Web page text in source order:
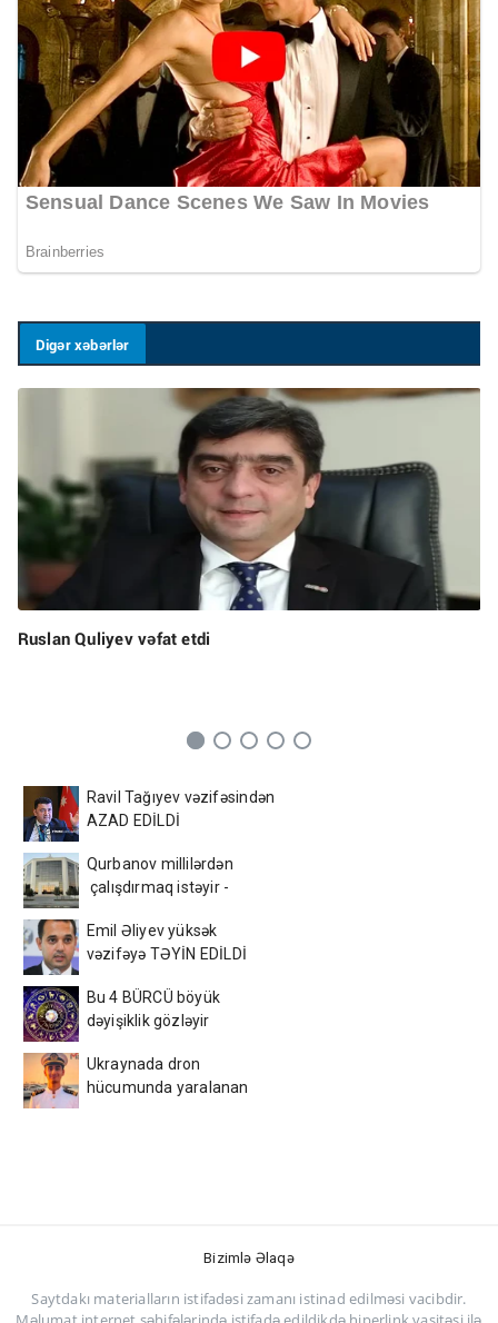
Digər xəbərlər
Ruslan Quliyev vəfat etdi
Ravil Tağıyev vəzifəsindən
AZAD EDİLDİ
Qurbanov millilərdən
çalışdırmaq istəyir -
Emil Əliyev yüksək
vəzifəyə TƏYİN EDİLDİ
Bu 4 BÜRCÜ böyük
dəyişiklik gözləyir
Ukraynada dron
hücumunda yaralanan
Bizimlə Əlaqə
Saytdakı materialların istifadəsi zamanı istinad edilməsi vacibdir.